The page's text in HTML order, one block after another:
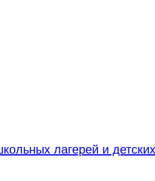
лагерей и